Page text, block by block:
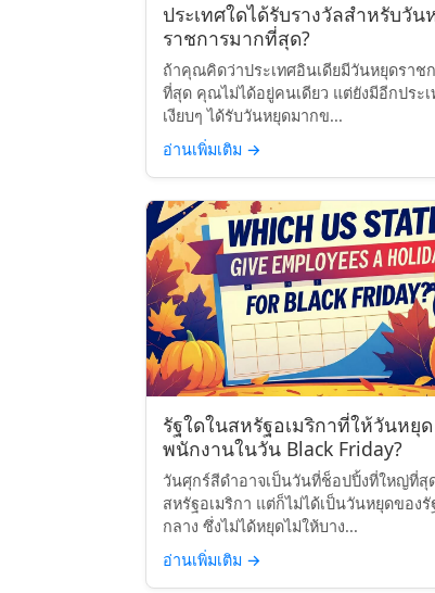
ประเทศใดได้รับรางวัลสำหรับวัน
ราชการมากที่สุด?
ถ้าคุณคิดว่าประเทศอินเดียมีวันหยุดราช
ที่สุด คุณไม่ได้อยู่คนเดียว แต่ยังมีอีกประ
เงียบๆ ได้รับวันหยุดมากข...
อ่านเพิ่มเติม →
รัฐใดในสหรัฐอเมริกาที่ให้วันหยุด
พนักงานในวัน Black Friday?
วันศุกร์สีดำอาจเป็นวันที่ช็อปปิ้งที่ใหญ่ที่สุ
สหรัฐอเมริกา แต่ก็ไม่ได้เป็นวันหยุดของรั
กลาง ซึ่งไม่ได้หยุดไม่ให้บาง...
อ่านเพิ่มเติม →